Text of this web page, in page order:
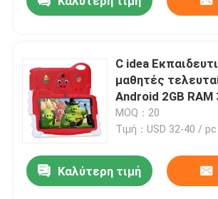
C idea
μαθητές
Android 2GB RAM
MOQ：20
Τιμή：USD 32-40 / pc
Καλύτερη τιμή